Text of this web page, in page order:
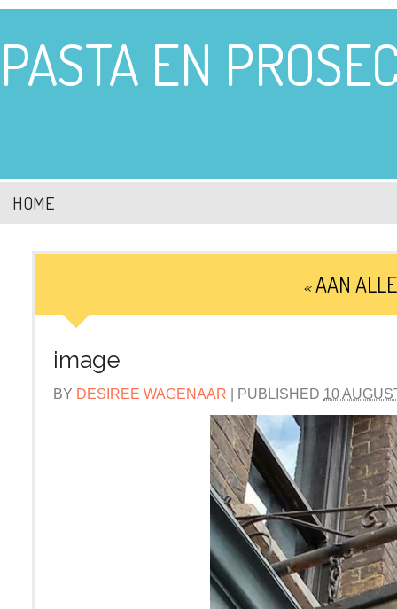
PASTA EN
HOME
«AAN
image
BY DESIREE WAGENAAR PUBLISHED 10